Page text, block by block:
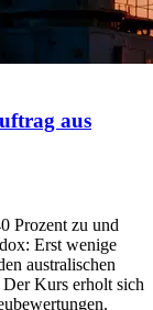
aus
Prozent zu und
Erst wenige
australischen
Kurs erholt sich